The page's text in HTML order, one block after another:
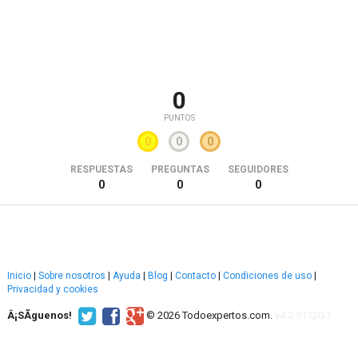
0
PUNTOS
0 0 0
RESPUESTAS
0
PREGUNTAS
0
SEGUIDORES
0
Inicio Sobre nosotros Ayuda Blog Contacto Condiciones de uso
Privacidad y cookies
Â¡SÃ­guenos! © 2026 Todoexpertos.com.